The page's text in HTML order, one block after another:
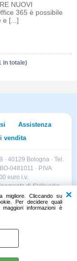
migliore. Cliccando su
Per decidere quali
informazioni è
NUOVI
365 è possibile
e [...]
in totale)
Assistenza
vendita
· 40129 Bologna · Tel.
0481011 · P.IVA
euro i.v.
di Skillworks
28 · Roncadelle (BS)